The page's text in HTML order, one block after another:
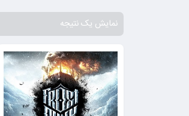
نمایش یک نتیجه